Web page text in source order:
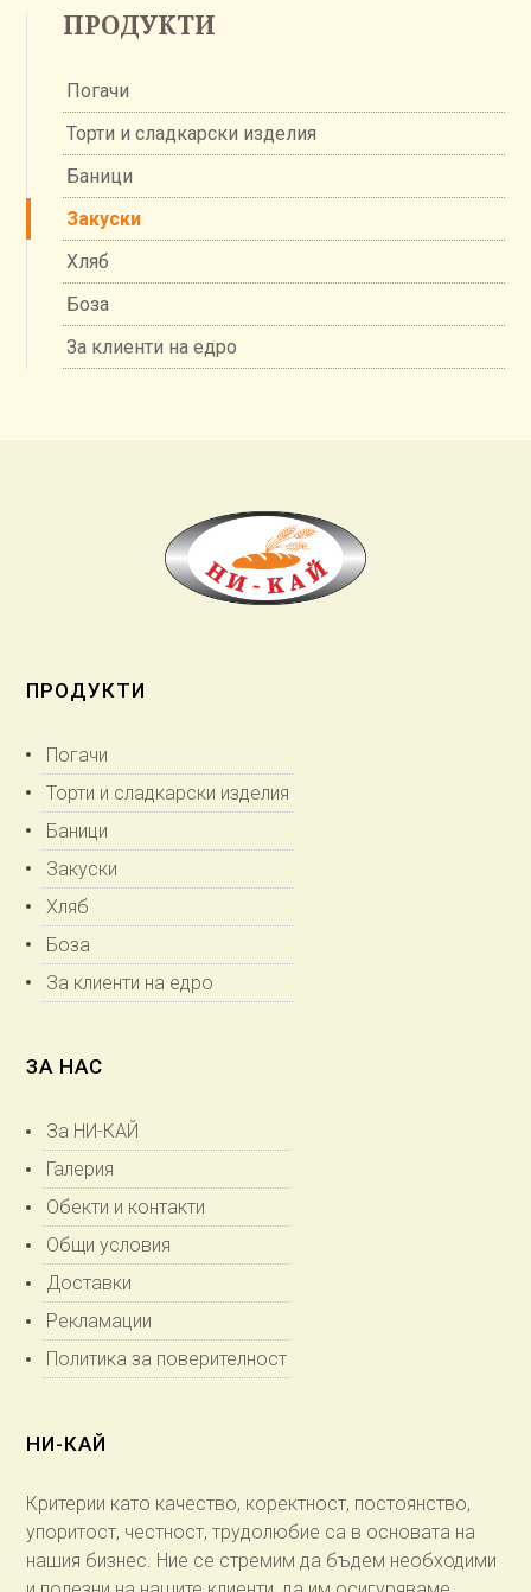
ПРОДУКТИ
Погачи
Торти и сладкарски изделия
Баници
Закуски
Хляб
Боза
За клиенти на едро
ПРОДУКТИ
Погачи
Торти и сладкарски изделия
Баници
Закуски
Хляб
Боза
За клиенти на едро
ЗА НАС
За НИ-КАЙ
Галерия
Обекти и контакти
Общи условия
Доставки
Рекламации
Политика за поверителност
НИ-КАЙ
Критерии като качество, коректност, постоянство,
упоритост, честност, трудолюбие са в основата на
нашия бизнес. Ние се стремим да бъдем необходими